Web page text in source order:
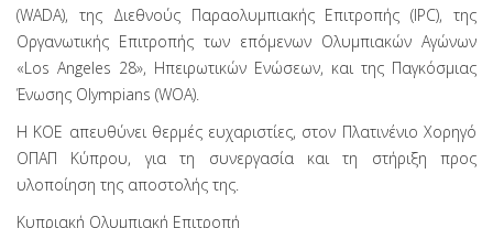
(WADA), της Διεθνούς Παραολυμπιακής Επιτροπής (IPC), της
Οργανωτικής Επιτροπής των επόμενων Ολυμπιακών Αγώνων
«Los Angeles 28», Ηπειρωτικών Ενώσεων, και της Παγκόσμιας
Ένωσης Olympians (WOA).
Η ΚΟΕ απευθύνει θερμές ευχαριστίες, στον Πλατινένιο Χορηγό
ΟΠΑΠ Κύπρου, για τη συνεργασία και τη στήριξη προς
υλοποίηση της αποστολής της.
Κυπριακή Ολυμπιακή Επιτροπή